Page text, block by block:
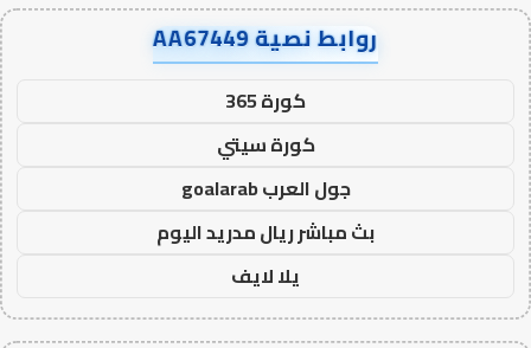
روابط نصية AA67449
كورة 365
كورة سيتي
جول العرب goalarab
بث مباشر ريال مدريد اليوم
يلا لايف